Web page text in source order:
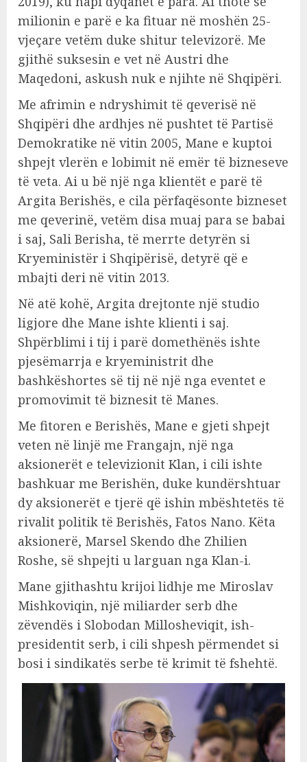
milionin e parë e ka fituar në moshën 25-
vjeçare vetëm duke shitur televizorë. Me
gjithë suksesin e vet në Austri dhe
Maqedoni, askush nuk e njihte në Shqipëri.
Me afrimin e ndryshimit të qeverisë në
Shqipëri dhe ardhjes në pushtet të Partisë
Demokratike në vitin 2005, Mane e kuptoi
shpejt vlerën e lobimit në emër të bizneseve
të veta. Ai u bë një nga klientët e parë të
Argita Berishës, e cila përfaqësonte bizneset
me qeverinë, vetëm disa muaj para se babai
i saj, Sali Berisha, të merrte detyrën si
Kryeministër i Shqipërisë, detyrë që e
mbajti deri në vitin 2013.
Në atë kohë, Argita drejtonte një studio
ligjore dhe Mane ishte klienti i saj.
Shpërblimi i tij i parë domethënës ishte
pjesëmarrja e kryeministrit dhe
bashkëshortes së tij në një nga eventet e
promovimit të biznesit të Manes.
Me fitoren e Berishës, Mane e gjeti shpejt
veten në linjë me Frangajn, një nga
aksionerët e televizionit Klan, i cili ishte
bashkuar me Berishën, duke kundërshtuar
dy aksionerët e tjerë që ishin mbështetës të
rivalit politik të Berishës, Fatos Nano. Këta
aksionerë, Marsel Skendo dhe Zhilien
Roshe, së shpejti u larguan nga Klan-i.
Mane gjithashtu krijoi lidhje me Miroslav
Mishkoviqin, një miliarder serb dhe
zëvendës i Slobodan Millosheviqit, ish-
presidentit serb, i cili shpesh përmendet si
bosi i sindikatës serbe të krimit të fshehtë.